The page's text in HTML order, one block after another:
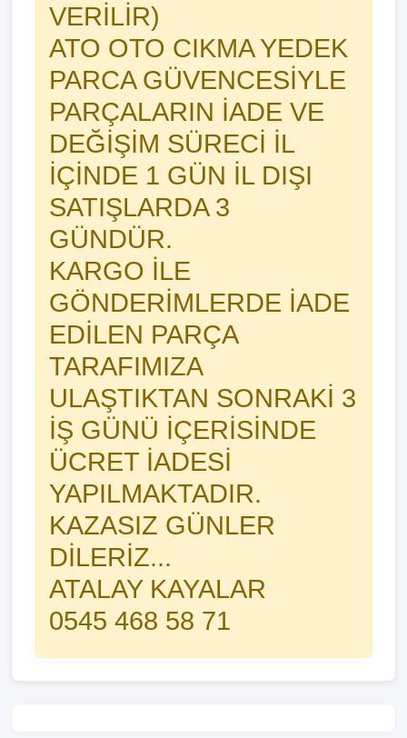
VERİLİR)
ATO OTO CIKMA YEDEK
PARCA GÜVENCESİYLE
PARÇALARIN İADE VE
DEĞİŞİM SÜRECİ İL
İÇİNDE 1 GÜN İL DIŞI
SATIŞLARDA 3
GÜNDÜR.
KARGO İLE
GÖNDERİMLERDE İADE
EDİLEN PARÇA
TARAFIMIZA
ULAŞTIKTAN SONRAKİ 3
İŞ GÜNÜ İÇERİSİNDE
ÜCRET İADESİ
YAPILMAKTADIR.
KAZASIZ GÜNLER
DİLERİZ...
ATALAY KAYALAR
0545 468 58 71